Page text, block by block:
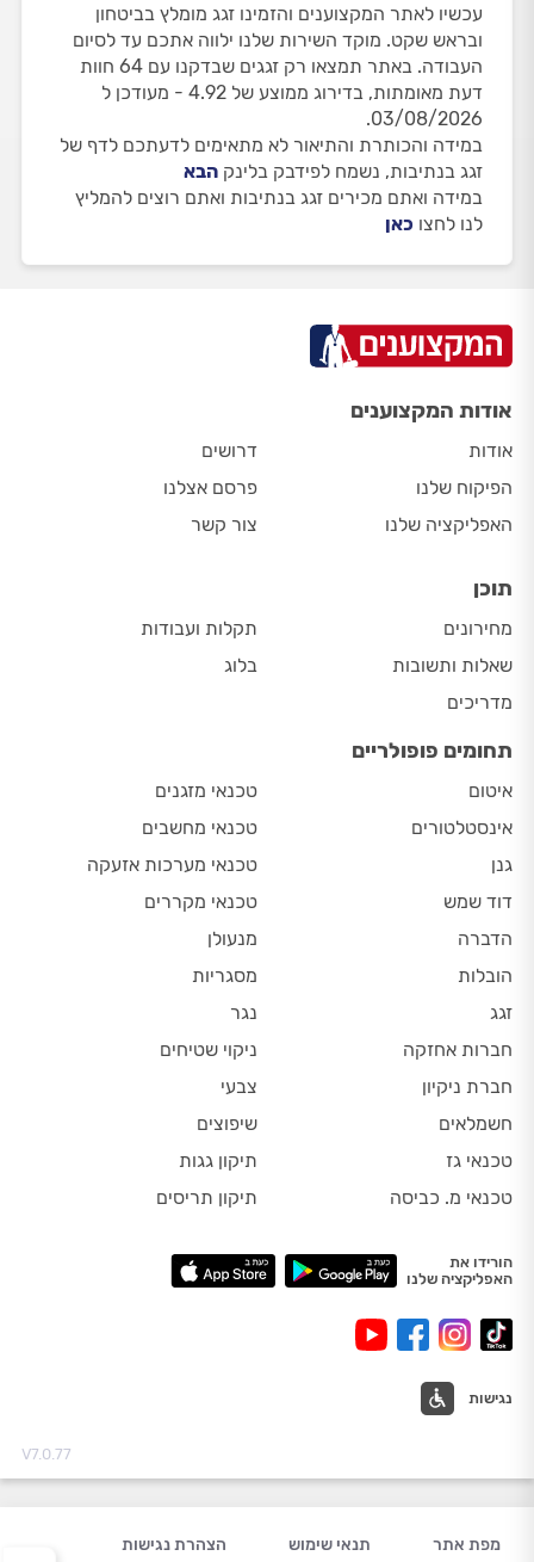
עכשיו לאתר המקצוענים והזמינו זגג מומלץ בביטחון
ובראש שקט. מוקד השירות שלנו ילווה אתכם עד לסיום
העבודה. באתר תמצאו רק זגגים שבדקנו עם 64 חוות
דעת מאומתות, בדירוג ממוצע של 4.92 - מעודכן ל
03/08/2026.
במידה והכותרת והתיאור לא מתאימים לדעתכם לדף של
זגג בנתיבות, נשמח לפידבק בלינק הבא
במידה ואתם מכירים זגג בנתיבות ואתם רוצים להמליץ
לנו לחצו כאן
אודות המקצוענים
אודות
הפיקוח שלנו
האפליקציה שלנו
דרושים
פרסם אצלנו
צור קשר
תוכן
מחירונים
שאלות ותשובות
מדריכים
תקלות ועבודות
בלוג
תחומים פופולריים
איטום
אינסטלטורים
גנן
דוד שמש
הדברה
הובלות
זגג
חברות אחזקה
חברת ניקיון
חשמלאים
טכנאי גז
טכנאי מ. כביסה
טכנאי מזגנים
טכנאי מחשבים
טכנאי מערכות אזעקה
טכנאי מקררים
מנעולן
מסגריות
נגר
ניקוי שטיחים
צבעי
שיפוצים
תיקון גגות
תיקון תריסים
הורידו את
האפליקציה שלנו
נגישות
V7.0.77
מפת אתר תנאי שימוש הצהרת נגישות